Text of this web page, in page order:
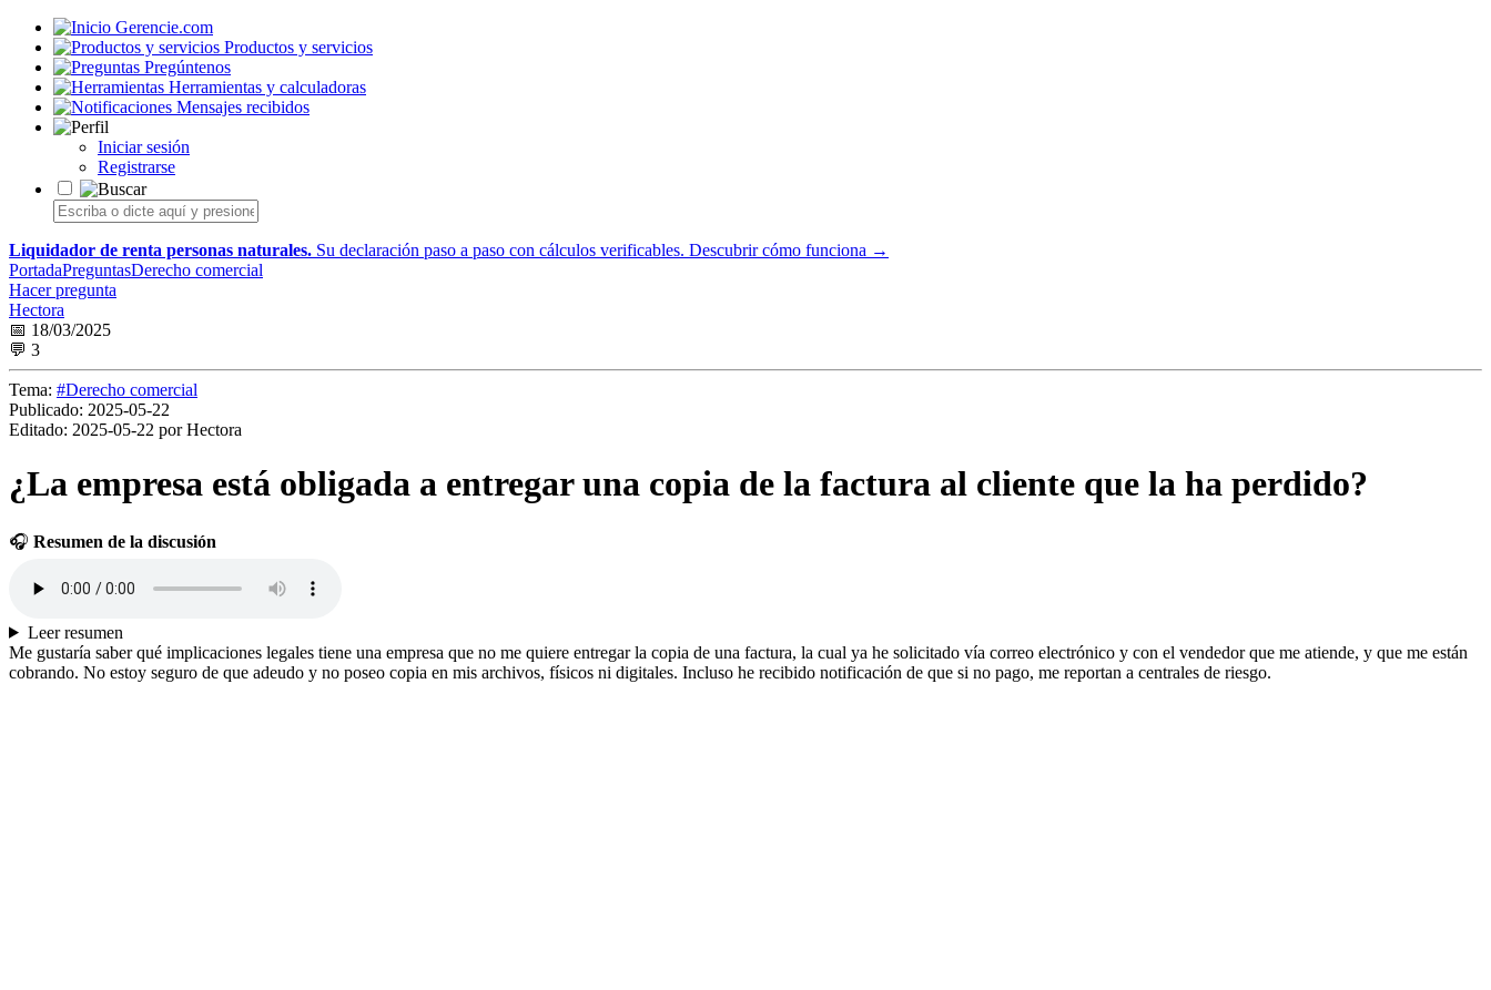
Gerencie.com
Productos y servicios
Pregúntenos
Herramientas y calculadoras
Mensajes recibidos
Iniciar sesión
Registrarse
Liquidador de renta personas naturales. Su declaración paso a paso con cálculos verificables. Descubrir cómo funciona →
PortadaPreguntasDerecho comercial
Hacer pregunta
Hectora
📅 18/03/2025
💬 3
Tema: #Derecho comercial
Publicado: 2025-05-22
Editado: 2025-05-22 por Hectora
¿La empresa está obligada a entregar una copia de la factura al cliente que la ha perdido?
🎧 Resumen de la discusión
Leer resumen
Me gustaría saber qué implicaciones legales tiene una empresa que no me quiere entregar la copia de una factura, la cual ya he solicitado vía correo electrónico y con el vendedor que me atiende, y que me están
cobrando. No estoy seguro de que adeudo y no poseo copia en mis archivos, físicos ni digitales. Incluso he recibido notificación de que si no pago, me reportan a centrales de riesgo.